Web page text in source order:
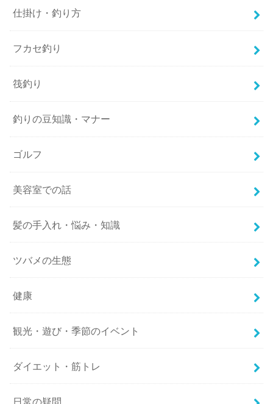
仕掛け・釣り方
フカセ釣り
筏釣り
釣りの豆知識・マナー
ゴルフ
美容室での話
髪の手入れ・悩み・知識
ツバメの生態
健康
観光・遊び・季節のイベント
ダイエット・筋トレ
日常の疑問